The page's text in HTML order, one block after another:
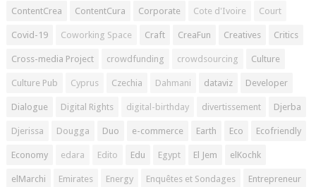
ContentCrea ContentCura Corporate Cote d'Ivoire Court
Covid-19 Coworking Space Craft CreaFun Creatives Critics
Cross-media Project crowdfunding crowdsourcing Culture
Culture Pub Cyprus Czechia Dahmani dataviz Developer
Dialogue Digital Rights digital-birthday divertissement Djerba
Djerissa Dougga Duo e-commerce Earth Eco Ecofriendly
Economy edara Edito Edu Egypt El Jem elKochk
elMarchi Emirates Energy Enquêtes et Sondages Entrepreneur